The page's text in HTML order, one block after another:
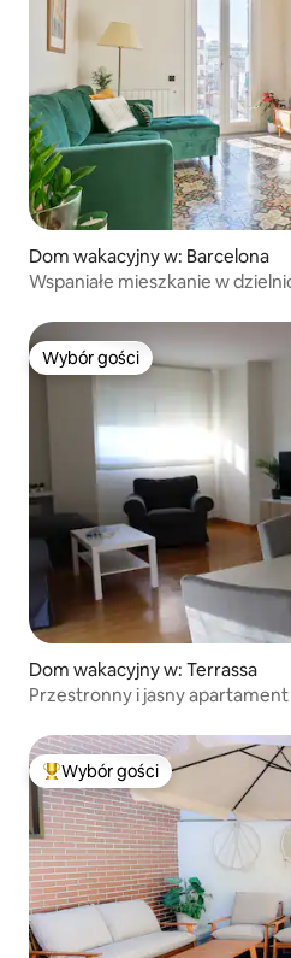
Dom wakacyjny w: Barcelona
Wspaniałe mieszkanie w
Wybór gości
Wybór gości
Dom wakacyjny w: Terrassa
Przestronny i jasny apartament
Najpopularniejsze z kategorii
Wybór gości